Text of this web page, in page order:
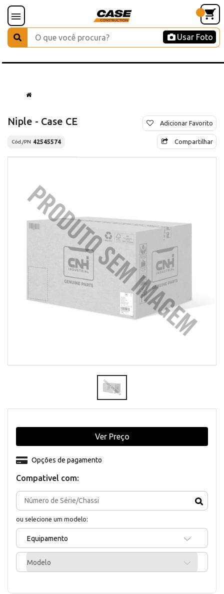
Usar Foto
Niple - Case CE
Cód./PN 42545574
Adicionar Favorito
Compartilhar
Compativel com:
ou selecione um modelo:
Equipamento
Modelo
Opções de pagamento
Ver Preço